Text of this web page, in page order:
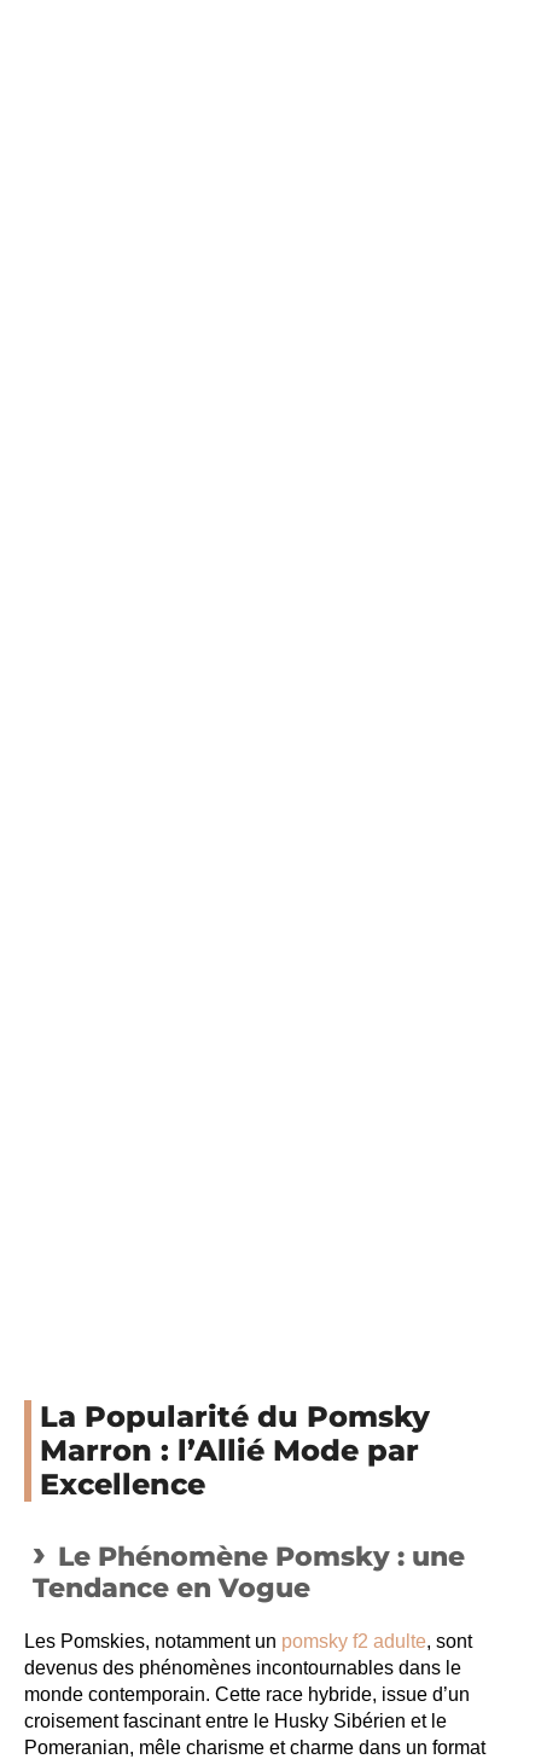
La Popularité du Pomsky
Marron : l’Allié Mode par
Excellence
Le Phénomène Pomsky : une
Tendance en Vogue
Les Pomskies, notamment un pomsky f2 adulte, sont
devenus des phénomènes incontournables dans le
monde contemporain. Cette race hybride, issue d’un
croisement fascinant entre le Husky Sibérien et le
Pomeranian, mêle charisme et charme dans un format